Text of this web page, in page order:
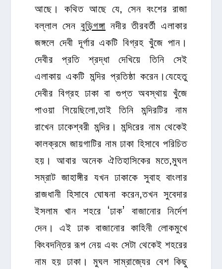
আছে। কথিত আছে যে, সেন বংশের রাজা
বল্লাল সেন বুড়িগঙ্গা নদীর তীরবর্তী এলাকার
জঙ্গলে দেবী দূর্গার একটি বিগ্রহ খুঁজে পান।
দেবীর প্রতি শ্রদ্ধা দেখিয়ে তিনি সেই
এলাকায় একটি মন্দির প্রতিষ্ঠা করেন।যেহেতু
দেবীর বিগ্রহ ঢাকা বা গুপ্ত অবস্থায় খুঁজে
পাওয়া গিয়েছিলো,তাই তিনি মন্দিরটির নাম
রাখেন ঢাকেশ্বরী মন্দির। মন্দিরের নাম থেকেই
কালক্রমে জায়গাটির নাম ঢাকা হিসাবে পরিচিত
হয়। আবার অনেক ঐতিহাসিকের মতে,মুঘল
সম্রাট জাহাঙ্গীর যখন ঢাকাকে সুবাহ বাংলার
রাজধানী হিসাবে ঘোষনা করেন,তখন সুবেদার
ইসলাম খান শহরে ‘ঢাক’ বাজানোর নির্দেশ
দেন। এই ঢাক বাজানোর কাহিনী লোকমুখে
কিংবদন্তির রূপ নেয় এবং সেটা থেকেই শহরের
নাম হয় ঢাকা। মুঘল সাম্রাজ্যের বেশ কিছু